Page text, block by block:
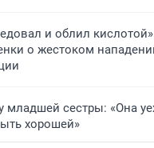
и облил
о жестоком
младшей сестры: «Она
хорошей»